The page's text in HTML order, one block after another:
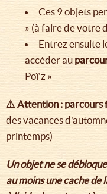
Ces 9 objets
» (à faire de votre
Entrez ensuite
accéder au
Poï'z »
⚠️ Attention : parcours
des vacances
printemps)
Un objet ne se
au moins une cache de